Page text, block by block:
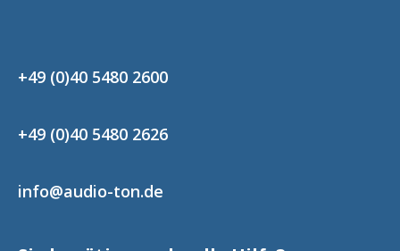
+49 (0)40 5480 2600
+49 (0)40 5480 2626
info@audio-ton.de